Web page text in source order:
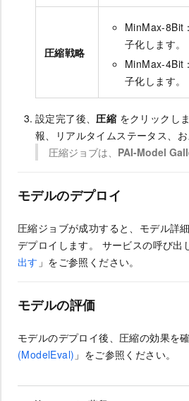
圧縮戦略
MinMax-8Bit
子化します。
MinMax-4Bit
子化します。
設定完了後、 圧縮 をクリックし
報、リアルタイムステータス、
圧縮ジョブは、 PAI-Model
モデルのデプロイ
圧縮ジョブが成功すると、モデル詳
デプロイします。 サービスの呼び出
出す 」をご参照ください。
モデルの評価
モデルのデプロイ後、圧縮の効果を
(ModelEval) 」をご参照ください。